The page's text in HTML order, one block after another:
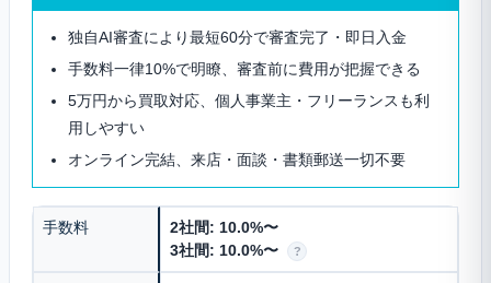
独自AI審査により最短60分で審査完了・即日入金
手数料一律10%で明瞭、審査前に費用が把握できる
5万円から買取対応、個人事業主・フリーランスも利
用しやすい
オンライン完結、来店・面談・書類郵送一切不要
手数料
2社間: 10.0%〜
3社間: 10.0%〜
?